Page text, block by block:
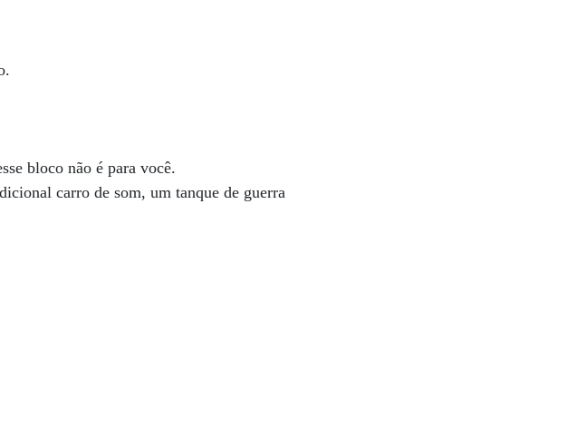
bloco não é para você.
carro de som, um tanque de guerra